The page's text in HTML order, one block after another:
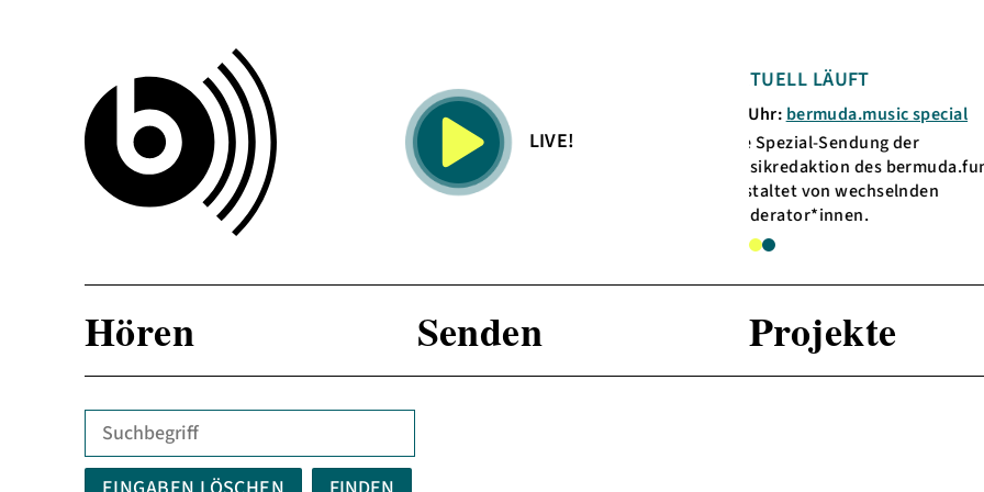
LIVE!
KOMMENDE SENDUNG
13 Uhr:
Die Spezial-Sendung der
Musikredaktion des bermuda.funk,
KOMMENDE
Hören Senden Projekte